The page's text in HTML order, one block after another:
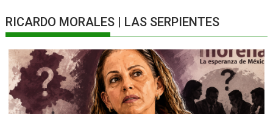
RICARDO MORALES | LAS SERPIENTES